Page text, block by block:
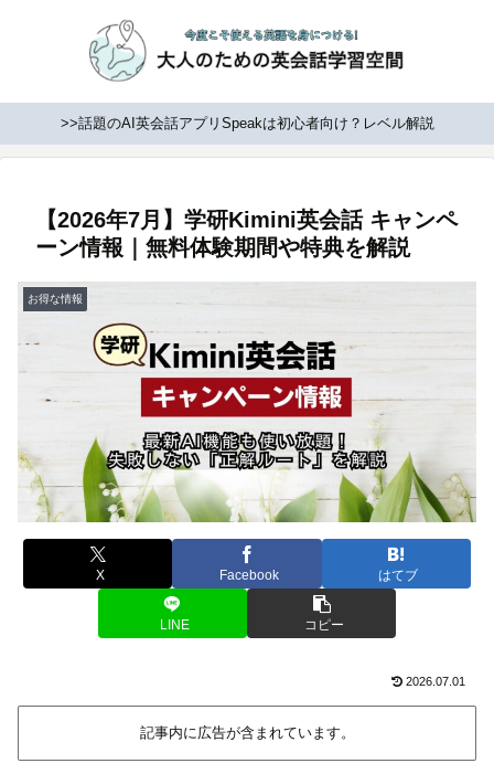
>>話題のAI英会話アプリSpeakは初心者向け？レベル解説
【2026年7月】学研Kimini英会話 キャンペ
ーン情報｜無料体験期間や特典を解説
お得な情報
X Facebook はてブ
LINE コピー
2026.07.01
記事内に広告が含まれています。